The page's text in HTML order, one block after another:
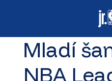
main
contentMladí
NBA